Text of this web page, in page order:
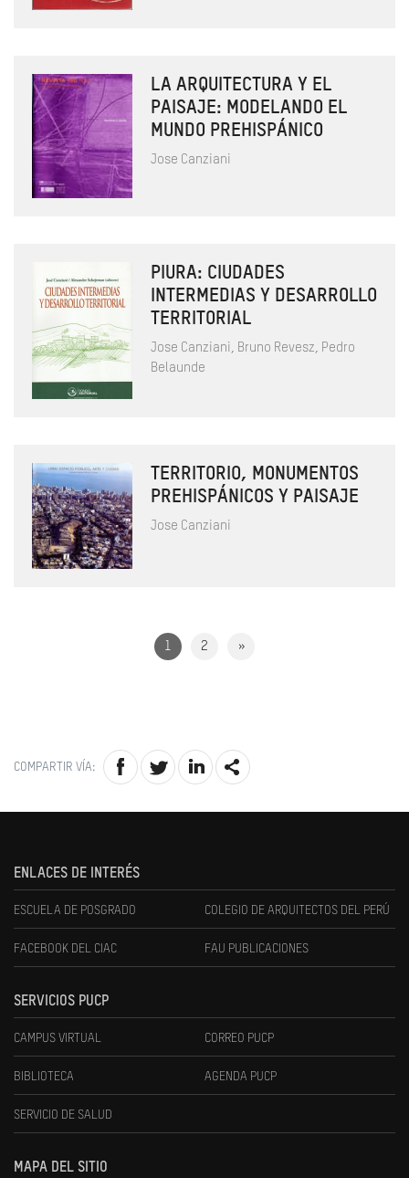
LA ARQUITECTURA Y EL
PAISAJE: MODELANDO EL
MUNDO PREHISPÁNICO
Jose Canziani
PIURA: CIUDADES
INTERMEDIAS Y DESARROLLO
TERRITORIAL
Jose Canziani, Bruno Revesz, Pedro
Belaunde
TERRITORIO, MONUMENTOS
PREHISPÁNICOS Y PAISAJE
Jose Canziani
1 2 »
COMPARTIR VÍA:
ENLACES DE INTERÉS
ESCUELA DE POSGRADO COLEGIO DE ARQUITECTOS DEL PERÚ
FACEBOOK DEL CIAC FAU PUBLICACIONES
SERVICIOS PUCP
CAMPUS VIRTUAL CORREO PUCP
BIBLIOTECA AGENDA PUCP
SERVICIO DE SALUD
MAPA DEL SITIO